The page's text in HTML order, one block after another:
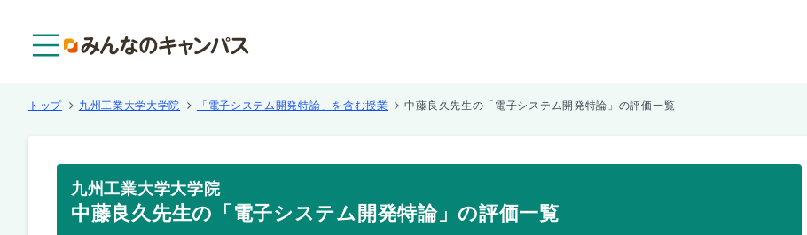
トップ 九州工業大学大学院 「電子システム開発特論」を含む授業 中藤良久先生の「電子システム開発特論」の評価一覧
九州工業大学大学院
中藤良久先生の「電子システム開発特論」の評価一覧